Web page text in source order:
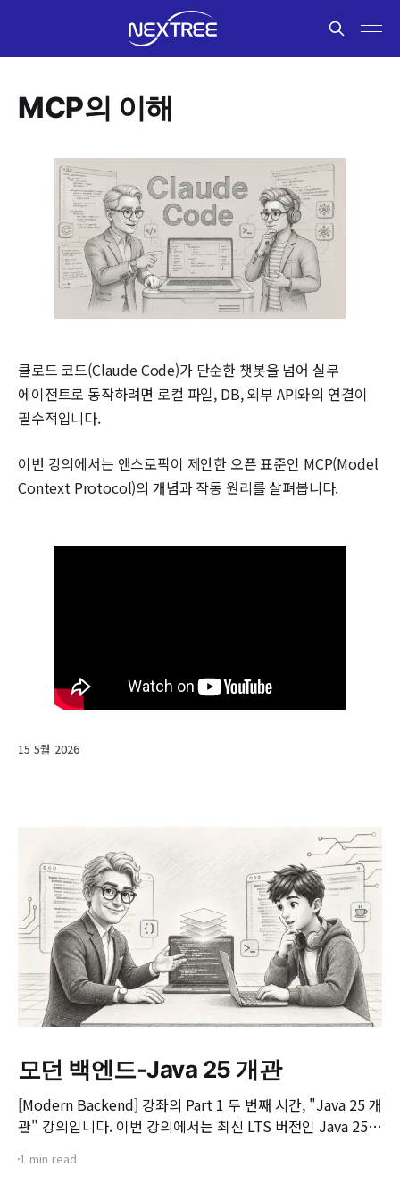
MCP의 이해
클로드 코드(Claude Code)가 단순한 챗봇을 넘어 실무
에이전트로 동작하려면 로컬 파일, DB, 외부 API와의 연결이
필수적입니다.
이번 강의에서는 앤스로픽이 제안한 오픈 표준인 MCP(Model
Context Protocol)의 개념과 작동 원리를 살펴봅니다.
15 5월 2026
모던 백엔드-Java 25 개관
[Modern Backend] 강좌의 Part 1 두 번째 시간, "Java 25 개
관" 강의입니다. 이번 강의에서는 최신 LTS 버전인 Java 25의
Enhancement Proposal) 기능들을 살펴봅니다. 📌 주요 학
1 min read